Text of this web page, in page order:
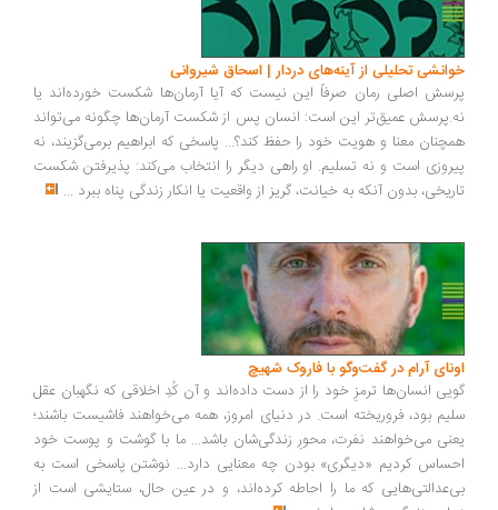
تحلیلی از آینه‌های دردار | اسحاق شیروانی
اصلی رمان صرفاً این نیست که آیا آرمان‌ها شکست خورده‌اند یا
عمیق‌تر این است: انسان پس از شکست آرمان‌ها چگونه می‌تواند
معنا و هویت خود را حفظ کند؟... پاسخی که ابراهیم برمی‌گزیند، نه
است و نه تسلیم. او راهی دیگر را انتخاب می‌کند: پذیرفتن شکست
بدون آنکه به خیانت، گریز از واقعیت یا انکار زندگی پناه ببرد...
آرام در گفت‌وگو با فاروک شهیچ‭
انسان‌ها ترمزِ خود را از دست داده‌اند و آن کُدِ اخلاقی که نگهبان عقل
بود، فروریخته است. در دنیای امروز، همه می‌خواهند فاشیست باشند؛
می‌خواهند نفرت، محورِ زندگی‌شان باشد... ما با گوشت و پوست خود
کردیم «دیگری» بودن چه معنایی دارد... نوشتن پاسخی است به
که ما را احاطه کرده‌اند، و در عین حال، ستایشی است از